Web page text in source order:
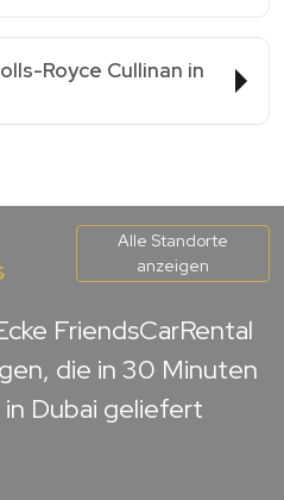
Royce Cullinan in
Alle Standorte
anzeigen
FriendsCarRental
die in 30 Minuten
Dubai geliefert